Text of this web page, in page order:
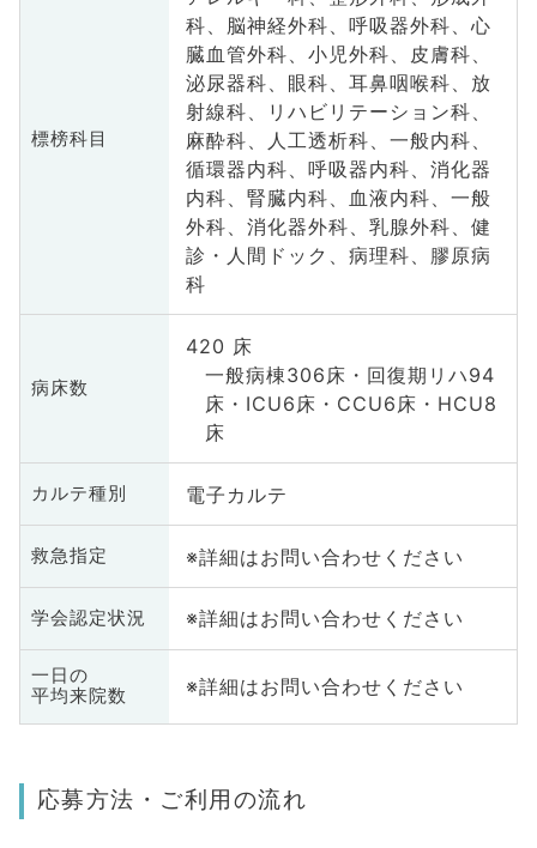
標榜科目
科、脳神経外科、呼吸器外科、心
臓血管外科、小児外科、皮膚科、
泌尿器科、眼科、耳鼻咽喉科、放
射線科、リハビリテーション科、
麻酔科、人工透析科、一般内科、
循環器内科、呼吸器内科、消化器
内科、腎臓内科、血液内科、一般
外科、消化器外科、乳腺外科、健
診・人間ドック、病理科、膠原病
科
病床数
420 床
一般病棟306床・回復期リハ94
床・ICU6床・CCU6床・HCU8
床
カルテ種別 電子カルテ
救急指定 ※詳細はお問い合わせください
学会認定状況 ※詳細はお問い合わせください
一日の
平均来院数
※詳細はお問い合わせください
応募方法・ご利用の流れ